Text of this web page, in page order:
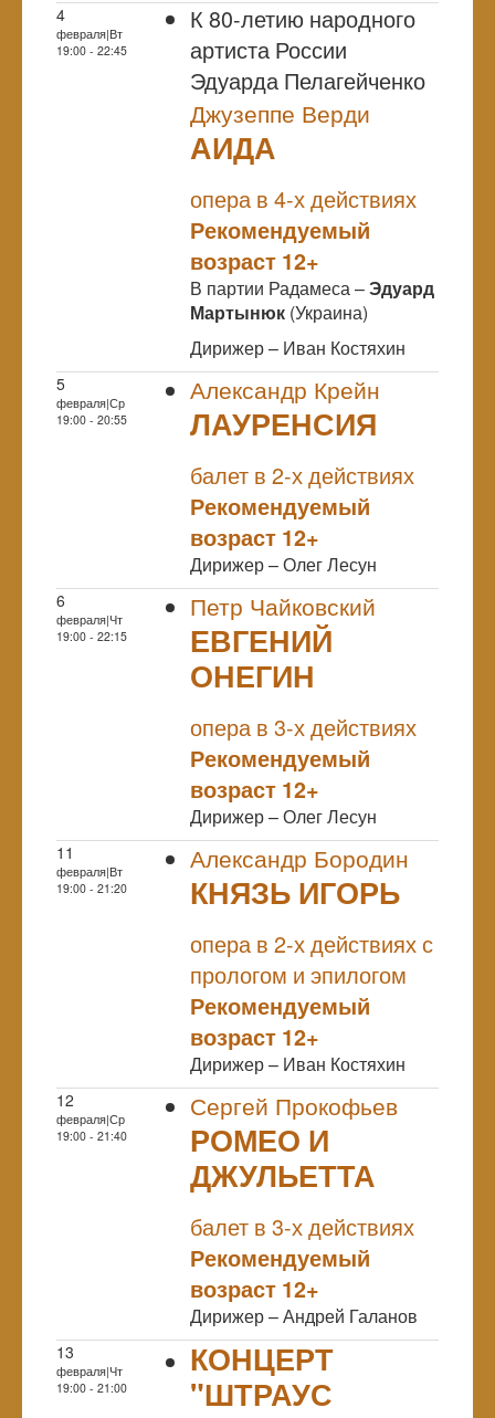
4
февраля|Вт
19:00 - 22:45
К 80-летию народного
артиста России
Эдуарда Пелагейченко
Джузеппе Верди
АИДА
опера в 4-х действиях
Рекомендуемый
возраст 12+
В партии Радамеса –Эдуард
Мартынюк (Украина)
Дирижер – Иван Костяхин
5
февраля|Ср
19:00 - 20:55
Александр Крейн
ЛАУРЕНСИЯ
балет в 2-х действиях
Рекомендуемый
возраст 12+
Дирижер – Олег Лесун
6
февраля|Чт
19:00 - 22:15
Петр Чайковский
ЕВГЕНИЙ
ОНЕГИН
опера в 3-х действиях
Рекомендуемый
возраст 12+
Дирижер – Олег Лесун
11
февраля|Вт
19:00 - 21:20
Александр Бородин
КНЯЗЬ ИГОРЬ
опера в 2-х действиях с
прологом и эпилогом
Рекомендуемый
возраст 12+
Дирижер – Иван Костяхин
12
февраля|Ср
19:00 - 21:40
Сергей Прокофьев
РОМЕО И
ДЖУЛЬЕТТА
балет в 3-х действиях
Рекомендуемый
возраст 12+
Дирижер – Андрей Галанов
13
февраля|Чт
19:00 - 21:00
КОНЦЕРТ
"ШТРАУС